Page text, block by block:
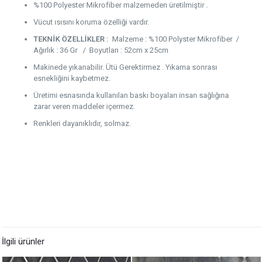
%100 Polyester Mikrofiber malzemeden üretilmiştir .
Vücut ısısını koruma özelliği vardır.
TEKNİK ÖZELLİKLER : Malzeme : %100 Polyster Mikrofiber /
Ağırlık : 36 Gr / Boyutları : 52cm x 25cm
Makinede yıkanabilir. Ütü Gerektirmez . Yıkama sonrası
esnekliğini kaybetmez.
Üretimi esnasında kullanılan baskı boyaları insan sağlığına
zarar veren maddeler içermez.
Renkleri dayanıklıdır, solmaz.
İlgili ürünler